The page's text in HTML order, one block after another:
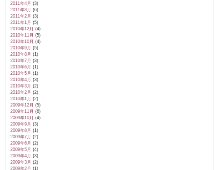
2011年4月 (3)
2011年3月 (6)
2011年2月 (3)
2011年1月 (5)
2010年12月 (4)
2010年11月 (5)
2010年10月 (4)
2010年9月 (5)
2010年8月 (1)
2010年7月 (3)
2010年6月 (1)
2010年5月 (1)
2010年4月 (3)
2010年3月 (2)
2010年2月 (2)
2010年1月 (2)
2009年12月 (5)
2009年11月 (6)
2009年10月 (4)
2009年9月 (3)
2009年8月 (1)
2009年7月 (2)
2009年6月 (2)
2009年5月 (4)
2009年4月 (3)
2009年3月 (2)
2009年2月 (1)